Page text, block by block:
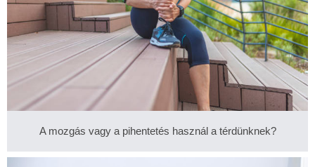
A mozgás vagy a pihentetés használ a térdünknek?